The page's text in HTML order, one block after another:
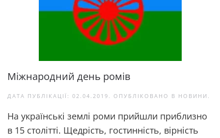
Міжнародний день ромів
ДАТА ПУБЛІКАЦІЇ: 02.04.2019 . ОПУБЛІКОВАНО В НОВИНИ .
На українські землі роми прийшли приблизно
в 15 столітті. Щедрість, гостинність, вірність